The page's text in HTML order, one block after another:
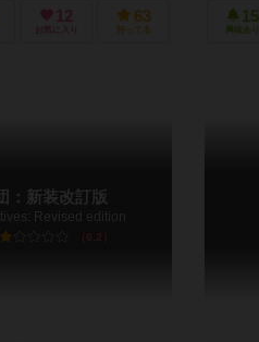
12
お気に入り
63
持ってる
15
興味あり
：新装改訂版
Revised edition
6.2